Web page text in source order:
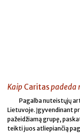
Kaip Caritaspadeda
Pagalba nuteistųjų
Lietuvoje. Įgyvendinant
pažeidžiamą grupę,
teikti juos atliepiančią